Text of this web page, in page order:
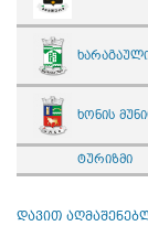
ხონის
ტურიზმი
დავით